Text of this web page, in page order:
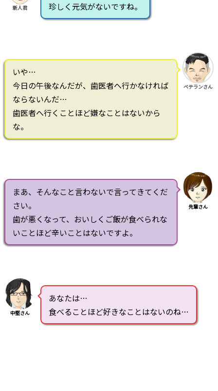
新人君
珍しく元気がないですね。
いや…
今日の午後なんだが、歯医者へ行かなければ
ならないんだ…
歯医者へ行くことほど嫌なことはないから
な。
ベテランさん
まあ、そんなこと言わないで言ってきてくだ
さい。
歯が悪くなって、おいしくご飯が食べられな
いことほど辛いことはないですよ。
先輩さん
中堅さん
あなたは…
食べることほど好きなことはないのね…